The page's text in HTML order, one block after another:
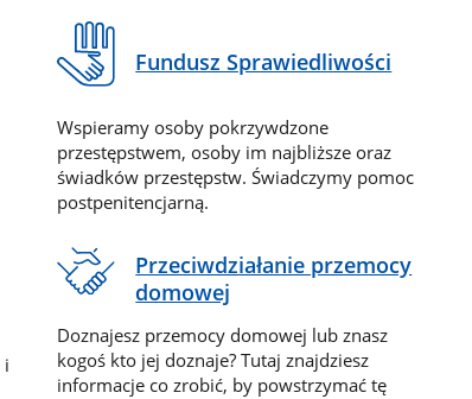
Fundusz Sprawiedliwości
Wspieramy osoby pokrzywdzone
przestępstwem, osoby im najbliższe oraz
świadków przestępstw. Świadczymy pomoc
postpenitencjarną.
i
Przeciwdziałanie przemocy
domowej
Doznajesz przemocy domowej lub znasz
kogoś kto jej doznaje? Tutaj znajdziesz
informacje co zrobić, by powstrzymać tę